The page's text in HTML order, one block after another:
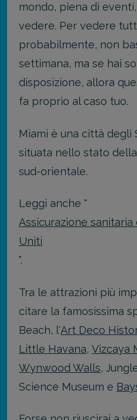
mondo, piena di
vedere. Per vedere
probabilmente, non
settimana, ma se hai
disposizione, allora
fa proprio al caso tuo.
Miami è una città degli
situata nello stato
sud-orientale.
Leggi anche "
Assicurazione
Uniti
".
Tra le attrazioni più
citare la famosissima
Beach, l'Art Deco
Little Havana, Vizcaya
Wynwood Walls,
Science Museum e